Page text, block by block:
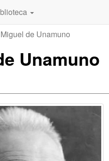
Miguel de Unamuno
Unamuno